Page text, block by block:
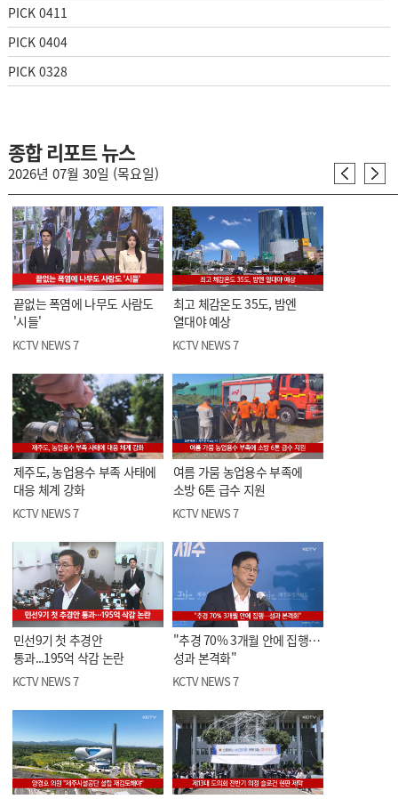
PICK 0411
PICK 0404
PICK 0328
종합 리포트 뉴스
2026년 07월 30일 (목요일)
끝없는 폭염에 나무도 사람도
'시들'
KCTV NEWS 7
최고 체감온도 35도, 밤엔
열대야 예상
KCTV NEWS 7
제주도, 농업용수 부족 사태에
대응 체계 강화
KCTV NEWS 7
여름 가뭄 농업용수 부족에
소방 6톤 급수 지원
KCTV NEWS 7
민선9기 첫 추경안
통과...195억 삭감 논란
KCTV NEWS 7
"추경 70% 3개월 안에 집행…
성과 본격화"
KCTV NEWS 7